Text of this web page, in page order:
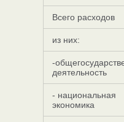
Всего расходов
из них:
-
деятельность
- национальная
экономика